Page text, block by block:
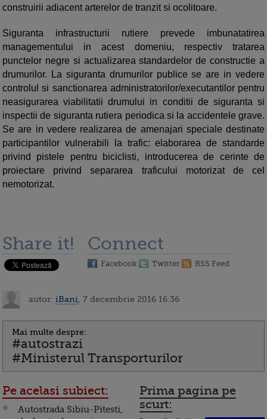
construirii adiacent arterelor de tranzit si ocolitoare.
Siguranta infrastructurii rutiere prevede imbunatatirea
managementului in acest domeniu, respectiv tratarea
punctelor negre si actualizarea standardelor de constructie a
drumurilor. La siguranta drumurilor publice se are in vedere
controlul si sanctionarea administratorilor/executantilor pentru
neasigurarea viabilitatii drumului in conditii de siguranta si
inspectii de siguranta rutiera periodica si la accidentele grave.
Se are in vedere realizarea de amenajari speciale destinate
participantilor vulnerabili la trafic: elaborarea de standarde
privind pistele pentru biciclisti, introducerea de cerinte de
proiectare privind separarea traficului motorizat de cel
nemotorizat.
Share it! Connect
Facebook Twitter RSS Feed
autor: iBani , 7 decembrie 2016 16:36
Mai multe despre:
#autostrazi
#Ministerul Transporturilor
Pe acelasi subiect:
Autostrada Sibiu-Pitesti,
Prima pagina pe
scurt: